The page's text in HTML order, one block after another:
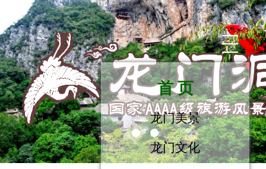
首 页
龙门美景
龙门文化